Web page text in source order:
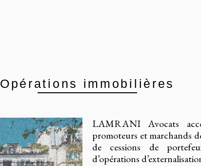
Opérations immobilières
LAMRANI Avocats
promoteurs et marchands
de cessions de
d’opérations